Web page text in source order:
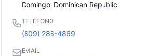
Domingo, Dominican Republic
TELÉFONO
(809) 286-4869
EMAIL